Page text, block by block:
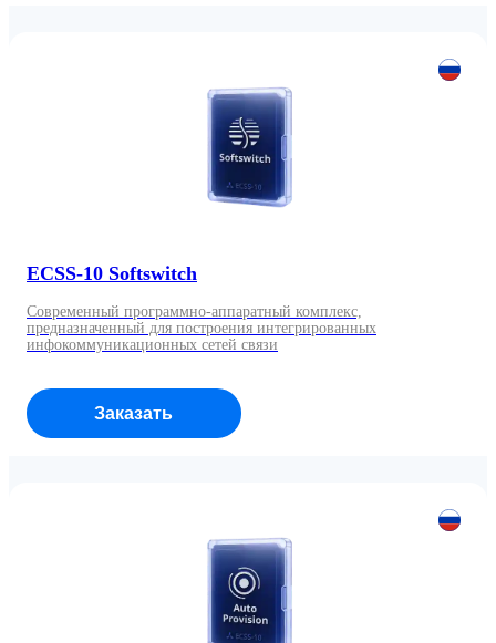
ECSS-10 Softswitch
Современный программно-аппаратный комплекс,
предназначенный для построения интегрированных
инфокоммуникационных сетей связи
Заказать